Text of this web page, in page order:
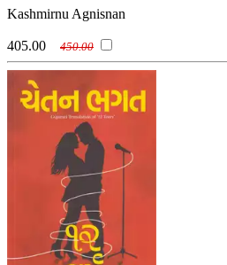
Kashmirnu Agnisnan
405.00 450.00